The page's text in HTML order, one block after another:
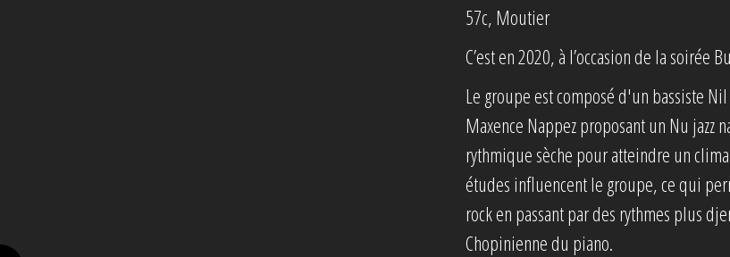
57c, Moutier
C’est en 2020, à l’occasion de la soirée
Le groupe est composé d'un bassiste
Maxence Nappez proposant un Nu jazz
rythmique sèche pour atteindre un
études influencent le groupe, ce qui
rock en passant par des rythmes plus
Chopinienne du piano.